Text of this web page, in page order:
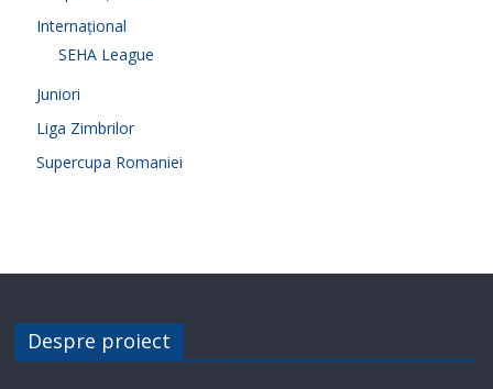
Internațional
SEHA League
Juniori
Liga Zimbrilor
Supercupa Romaniei
Despre proiect